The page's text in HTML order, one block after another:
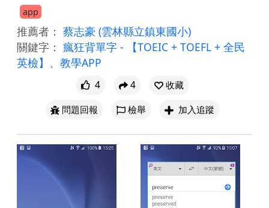
app
推薦者： 蔡志豪 (雲林縣立鎮東國小)
關鍵字： 瘋狂背單字 - 【TOEIC + TOEFL + 全民
英檢】 、 教學APP
4 4
收藏
問題回報
檢舉 加入追蹤